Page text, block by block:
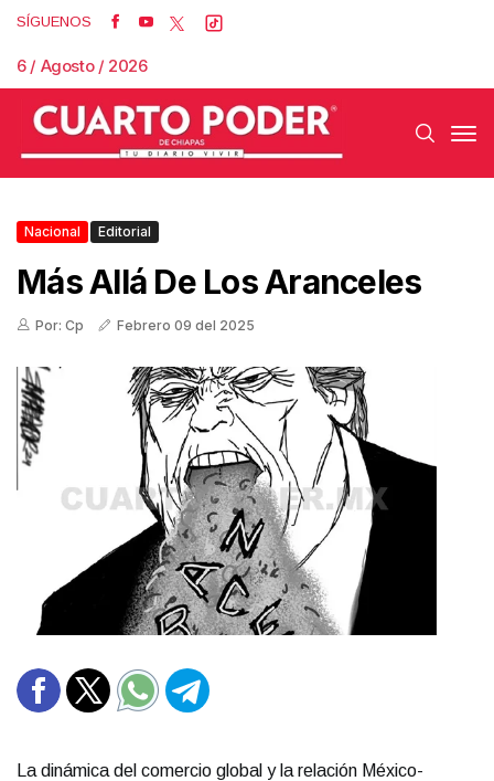
SÍGUENOS
6 / Agosto / 2026
Nacional Editorial
Más Allá De Los Aranceles
Por: Cp Febrero 09 del 2025
La dinámica del comercio global y la relación México-